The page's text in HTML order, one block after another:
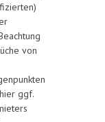
von
ggf.